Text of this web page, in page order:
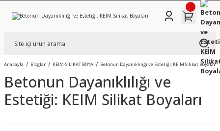
Anasayfa Bloglar KEIM-SİLİKAT BOYA Betonun Dayanıklılığı ve Estetiği: KEIM Silikat Boyaları
Betonun Dayanıklılığı ve
Estetiği: KEIM Silikat Boyaları